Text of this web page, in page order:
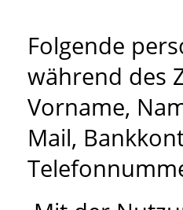
Folgende
während des
Vorname,
Mail,